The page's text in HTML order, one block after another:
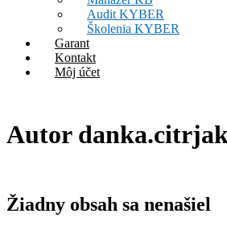
Audit KYBER
Školenia KYBER
Garant
Kontakt
Môj účet
Autor
Žiadny obsah sa nenašiel